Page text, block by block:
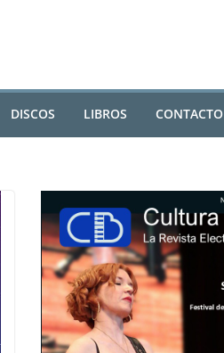
DISCOS LIBROS CONTACTO